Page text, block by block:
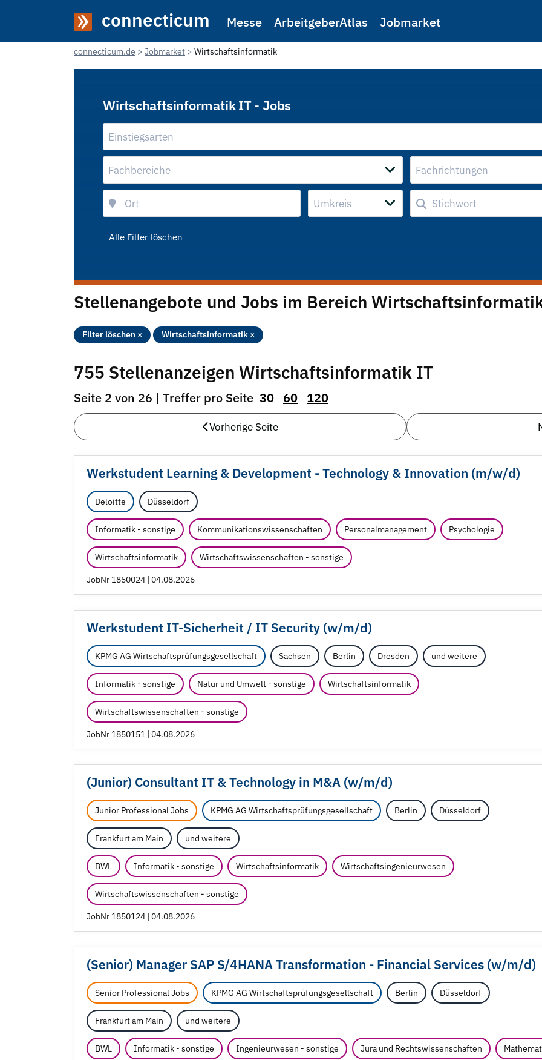
connecticum Messe ArbeitgeberAtlas Jobmarket
connecticum.de Jobmarket Wirtschaftsinformatik
Wirtschaftsinformatik IT - Jobs
Einstiegsarten
Fachbereiche Fachrichtungen
Umkreis
Alle Filter löschen
Stellenangebote und Jobs im Bereich
Filter löschen × Wirtschaftsinformatik ×
755 Stellenanzeigen Wirtschaftsinformatik IT
Seite 2 von 26 | Treffer pro Seite 30 60 120
Vorherige Seite
Werkstudent Learning & Development - Technology & Innovation (m/w/d)
Deloitte Düsseldorf
Informatik - sonstige Kommunikationswissenschaften Personalmanagement Psychologie
Wirtschaftsinformatik Wirtschaftswissenschaften - sonstige
JobNr 1850024 | 04.08.2026
Werkstudent IT-Sicherheit / IT Security (w/m/d)
KPMG AG Wirtschaftsprüfungsgesellschaft Sachsen Berlin Dresden und weitere
Informatik - sonstige Natur und Umwelt - sonstige Wirtschaftsinformatik
Wirtschaftswissenschaften - sonstige
JobNr 1850151 | 04.08.2026
(Junior) Consultant IT & Technology in M&A (w/m/d)
Junior Professional Jobs KPMG AG Wirtschaftsprüfungsgesellschaft Berlin Düsseldorf
Frankfurt am Main und weitere
BWL Informatik - sonstige Wirtschaftsinformatik Wirtschaftsingenieurwesen
Wirtschaftswissenschaften - sonstige
JobNr 1850124 | 04.08.2026
(Senior) Manager SAP S/4HANA Transformation - Financial Services (w/m/d)
Senior Professional Jobs KPMG AG Wirtschaftsprüfungsgesellschaft Berlin Düsseldorf
Frankfurt am Main und weitere
BWL Informatik - sonstige Ingenieurwesen - sonstige Jura und Rechtswissenschaften